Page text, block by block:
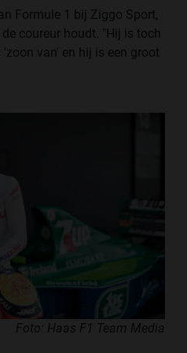
Formule 1 bij Ziggo Sport,
coureur houdt. "Hij is toch
van' en hij is een groot
Foto: Haas F1 Team Media